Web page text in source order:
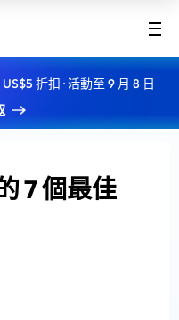
折扣 · 活動至 9 月 8 日
7 個最佳